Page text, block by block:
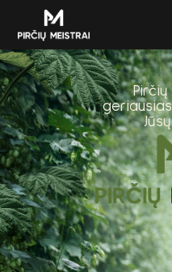
Pirčių
geriausias
Jūsų